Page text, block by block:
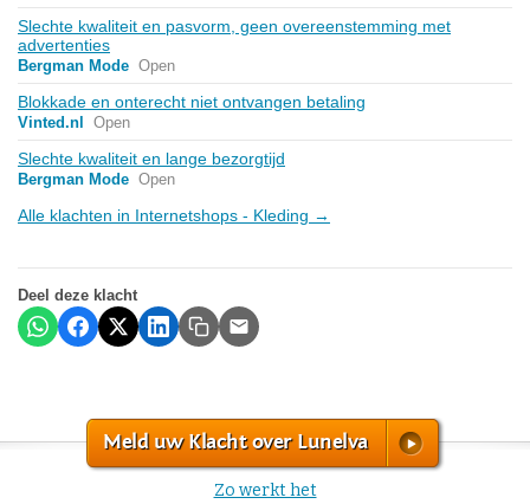
Slechte kwaliteit en pasvorm, geen overeenstemming met
advertenties
Bergman Mode Open
Blokkade en onterecht niet ontvangen betaling
Vinted.nl Open
Slechte kwaliteit en lange bezorgtijd
Bergman Mode Open
Alle klachten in Internetshops - Kleding →
Deel deze klacht
Meld uw Klacht over Lunelva
Zo werkt het